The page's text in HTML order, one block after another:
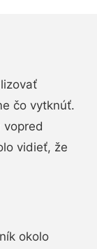
čo vytknúť.
vopred
vidieť, že
okolo